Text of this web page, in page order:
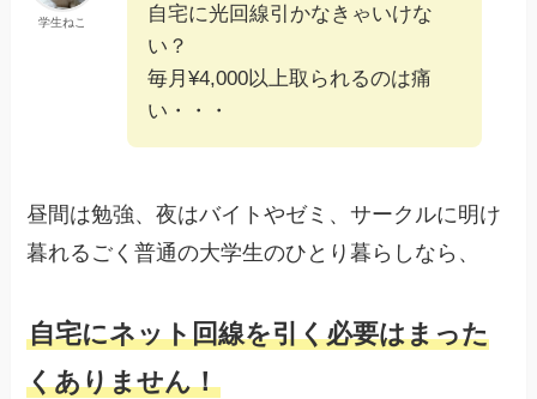
学生ねこ
自宅に光回線引かなきゃいけな
い？
毎月¥4,000以上取られるのは痛
い・・・
昼間は勉強、夜はバイトやゼミ、サークルに明け
暮れるごく普通の大学生のひとり暮らしなら、
自宅にネット回線を引く必要はまった
くありません！